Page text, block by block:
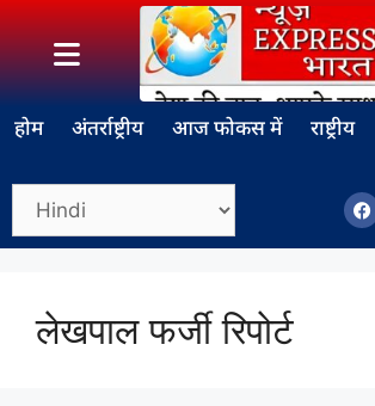
होम अंतर्राष्ट्रीय आज फोकस में राष्ट्रीय
लेखपाल फर्जी रिपोर्ट